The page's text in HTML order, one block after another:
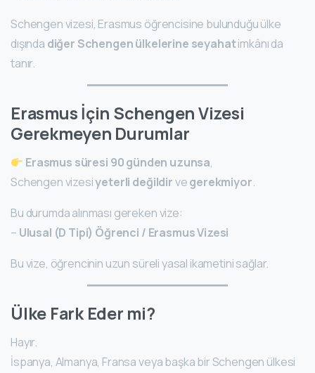
Schengen vizesi, Erasmus öğrencisine bulunduğu ülke
dışında diğer Schengen ülkelerine seyahatimkânı da
tanır.
Erasmus İçin Schengen Vizesi
Gerekmeyen Durumlar
Erasmus süresi 90 günden uzunsa,
Schengen vizesiyeterli değildirvegerekmiyor.
Bu durumda alınması gereken vize:
– Ulusal (D Tipi) Öğrenci / Erasmus Vizesi
Bu vize, öğrencinin uzun süreli yasal ikametini sağlar.
Ülke Fark Eder mi?
Hayır.
İspanya, Almanya, Fransa veya başka bir Schengen ülkesi